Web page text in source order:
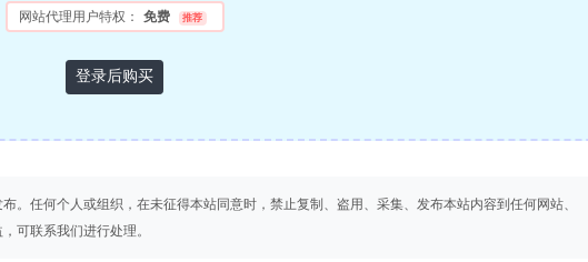
网站代理用户特权： 免费 推荐
登录后购买
。任何个人或组织，在未征得本站同意时，禁止复制、盗用、采集、发布本站内容到任何网站、
可联系我们进行处理。